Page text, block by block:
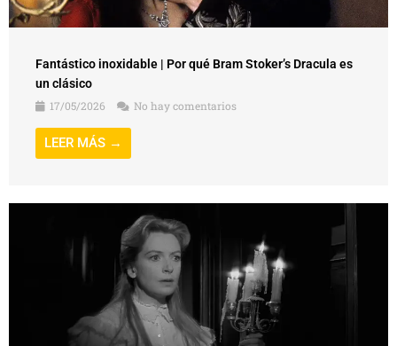
Fantástico inoxidable | Por qué Bram Stoker’s Dracula es
un clásico
17/05/2026
No hay comentarios
LEER MÁS →